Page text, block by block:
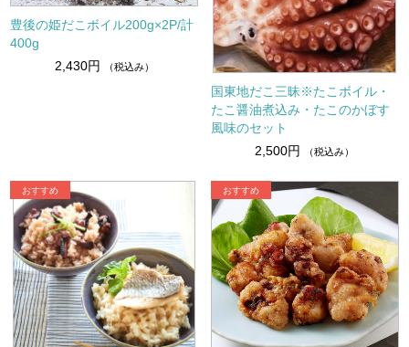
豊後の姫だこボイル200g×2P/計
400g
2,430円
（税込み）
国東地だこ三昧※たこボイル・
たこ醤油煮込み・たこのかぼす
風味のセット
2,500円
（税込み）